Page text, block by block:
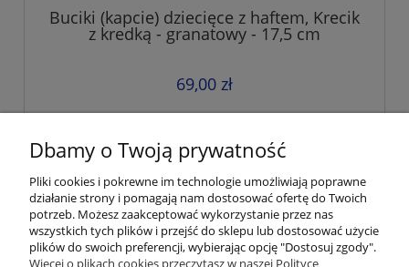
Buciki (kapcie) dziecięce z haftem, Krecik
z kredką - granatowy - 17,5 cm
69,00 zł
Pomoc
Moje konto
Dbamy o Twoją prywatność
Pliki cookies i pokrewne im technologie umożliwiają poprawne
działanie strony i pomagają nam dostosować ofertę do Twoich
potrzeb. Możesz zaakceptować wykorzystanie przez nas
wszystkich tych plików i przejść do sklepu lub dostosować użycie
plików do swoich preferencji, wybierając opcję "Dostosuj zgody".
Więcej o plikach cookies przeczytasz w naszej Polityce